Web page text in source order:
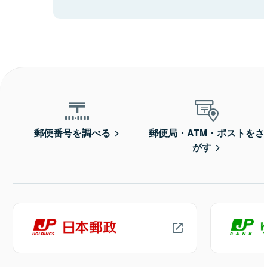
郵便番号を調べる
郵便局・ATM・ポストをさ
がす